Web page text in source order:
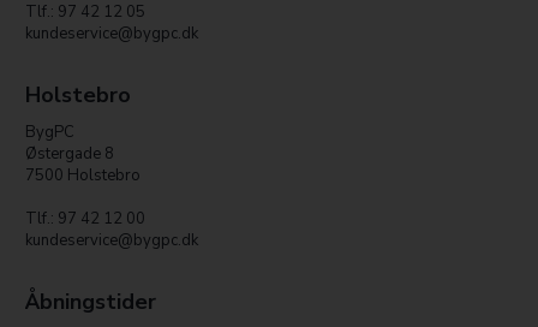
Tlf.: 97 42 12 05
kundeservice@bygpc.dk
Holstebro
BygPC
Østergade 8
7500 Holstebro
Tlf.: 97 42 12 00
kundeservice@bygpc.dk
Åbningstider